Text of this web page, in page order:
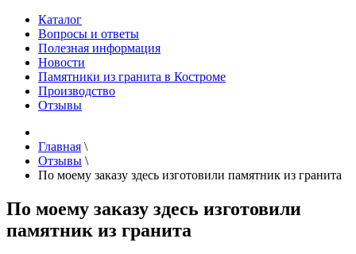
Каталог
Вопросы и ответы
Полезная информация
Новости
Памятники из гранита в Костроме
Производство
Отзывы
Главная \
Отзывы \
По моему заказу здесь изготовили памятник из гранита
По моему заказу здесь изготовили
памятник из гранита